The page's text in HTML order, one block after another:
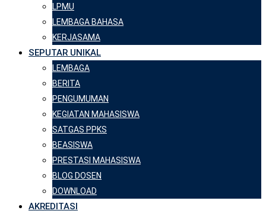
LPMU
LEMBAGA BAHASA
KERJASAMA
SEPUTAR UNIKAL
LEMBAGA
BERITA
PENGUMUMAN
KEGIATAN MAHASISWA
SATGAS PPKS
BEASISWA
PRESTASI MAHASISWA
BLOG DOSEN
DOWNLOAD
AKREDITASI